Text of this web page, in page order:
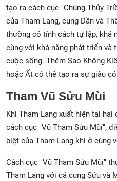
tạo ra cách cục "Chúng Thủy
của Tham Lang, cung Dần và
thường có tính cách tự lập, khả
cùng với khả năng phát triển và
cuộc sống. Thêm Sao Không
hoặc Ất có thể tạo ra sự giàu
Tham Vũ Sửu Mùi
Khi Tham Lang xuất hiện tại
cách cục "Vũ Tham Sửu Mùi",
biệt của Tham Lang khi ở cùng
Cách cục "Vũ Tham Sửu Mùi"
Tham Lang với cả cung Sửu và